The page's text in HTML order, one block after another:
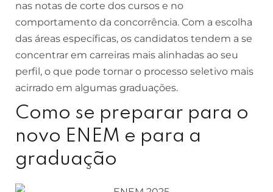
nas notas de corte dos cursos e no
comportamento da concorrência. Com a escolha
das áreas específicas, os candidatos tendem a se
concentrar em carreiras mais alinhadas ao seu
perfil, o que pode tornar o processo seletivo mais
acirrado em algumas graduações.
Como se preparar para o
novo ENEM e para a
graduação